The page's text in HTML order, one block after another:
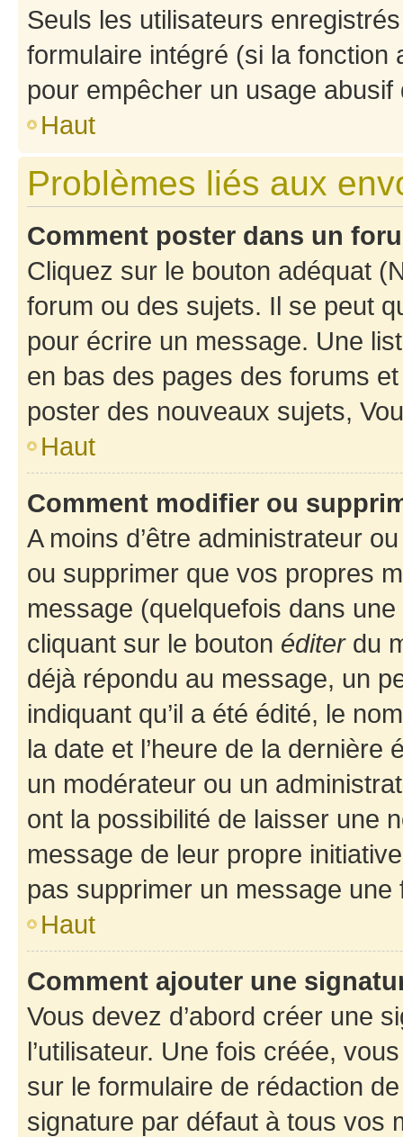
Seuls les utilisateurs
formulaire intégré (si la fonction
pour empêcher un usage
Haut
Problèmes liés aux
Comment poster dans un
Cliquez sur le bouton adéquat
forum ou des sujets. Il se peut
pour écrire un message. Une
en bas des pages des forums
poster des nouveaux sujets,
Haut
Comment modifier ou
A moins d’être administrateur
ou supprimer que vos propres
message (quelquefois dans
cliquant sur le bouton éditerdu
déjà répondu au message, un
indiquant qu’il a été édité, le
la date et l’heure de la dernière
un modérateur ou un
ont la possibilité de laisser une
message de leur propre
pas supprimer un message une
Haut
Comment ajouter une
Vous devez d’abord créer une
l’utilisateur. Une fois créée,
sur le formulaire de rédaction
signature par défaut à tous vos